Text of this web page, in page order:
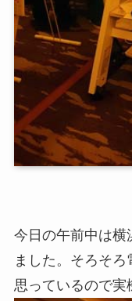
今日の午前中は横
ました。そろそ
思っているので実